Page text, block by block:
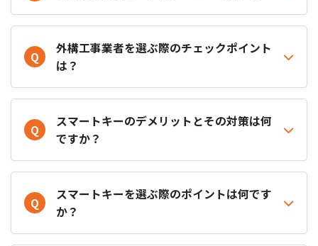
Q
外構工事業者を選ぶ際のチェックポイント
は？
Q
スマートキーのデメリットとその対策は何
ですか？
Q
スマートキーを選ぶ際のポイントは何です
か？